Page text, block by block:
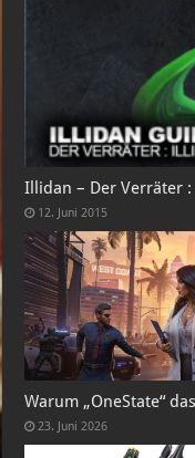
Illidan – Der Verräter
12. Juni 2015
Warum „OneState“
23. Juni 2026